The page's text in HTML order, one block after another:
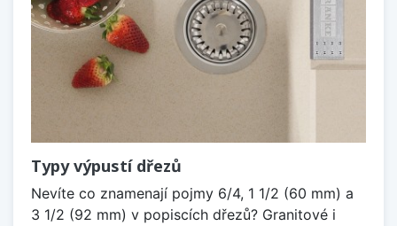
Typy výpustí dřezů
Nevíte co znamenají pojmy 6/4, 1 1/2 (60 mm) a
3 1/2 (92 mm) v popiscích dřezů? Granitové i